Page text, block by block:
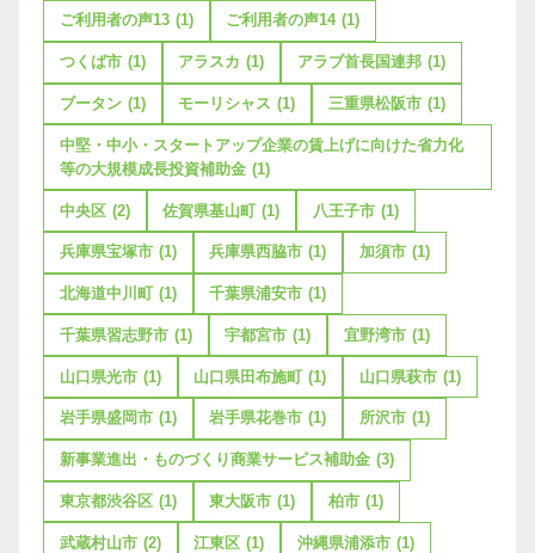
ご利用者の声13 (1) ご利用者の声14 (1)
つくば市 (1) アラスカ (1) アラブ首長国連邦 (1)
ブータン (1) モーリシャス (1) 三重県松阪市 (1)
中堅・中小・スタートアップ企業の賃上げに向けた省力化
等の大規模成長投資補助金 (1)
中央区 (2) 佐賀県基山町 (1) 八王子市 (1)
兵庫県宝塚市 (1) 兵庫県西脇市 (1) 加須市 (1)
北海道中川町 (1) 千葉県浦安市 (1)
千葉県習志野市 (1) 宇都宮市 (1) 宜野湾市 (1)
山口県光市 (1) 山口県田布施町 (1) 山口県萩市 (1)
岩手県盛岡市 (1) 岩手県花巻市 (1) 所沢市 (1)
新事業進出・ものづくり商業サービス補助金 (3)
東京都渋谷区 (1) 東大阪市 (1) 柏市 (1)
武蔵村山市 (2) 江東区 (1) 沖縄県浦添市 (1)